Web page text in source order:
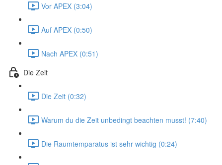
Vor APEX (3:04)
Auf APEX (0:50)
Nach APEX (0:51)
Die Zeit
Die Zeit (0:32)
Warum du die Zeit unbedingt beachten musst! (7:40)
Die Raumtemparatus ist sehr wichtig (0:24)